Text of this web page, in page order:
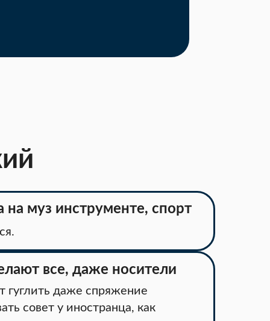
на муз инструменте, спорт
все, даже носители
гуглить даже спряжение
совет у иностранца, как